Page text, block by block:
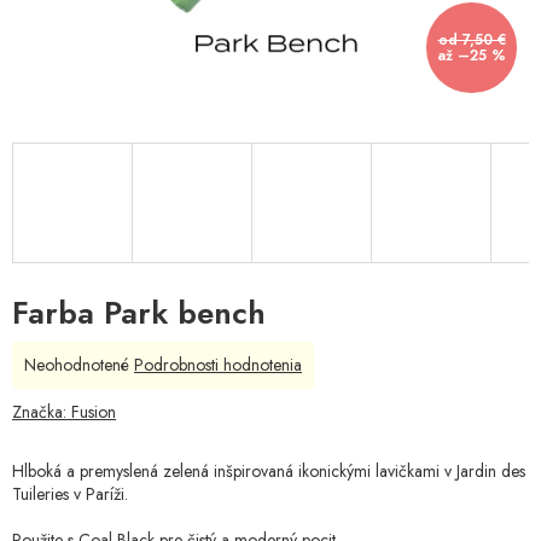
od 7,50 €
až –25 %
Farba Park bench
Hlboká a premyslená zelená inšpirovaná ikonickými lavičkami v Jardin des
Tuileries v Paríži.
Priemerné
produktu
z
5
Neohodnotené Podrobnosti hodnotenia
Značka: Fusion